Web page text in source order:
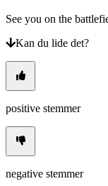
See you on the
Kan du lide det?
positive stemmer
negative stemmer